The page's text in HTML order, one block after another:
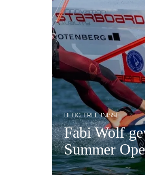
Fabi Wolf
Summer
BLOG ERLEBNISSE